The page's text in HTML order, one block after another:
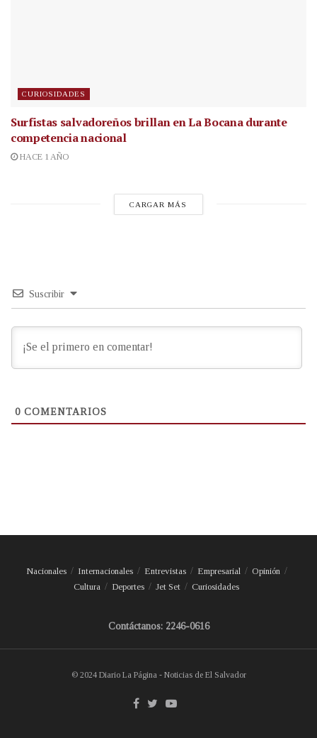
CURIOSIDADES
Surfistas salvadoreños brillan en La Bocana durante
competencia nacional
HACE 1 AÑO
CARGAR MÁS
Suscribir
0 COMENTARIOS
Nacionales Internacionales Entrevistas Empresarial
Opinión
Cultura
Deportes Jet Set Curiosidades
Contáctanos: 2246-0616
© 2024 Diario La Página - Noticias de El Salvador